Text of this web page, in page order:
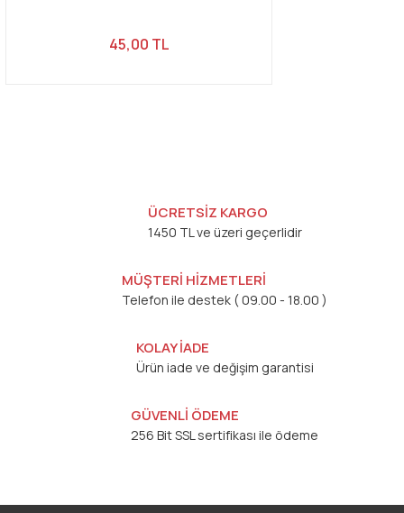
45,00 TL
ÜCRETSİZ KARGO
1450 TL ve üzeri geçerlidir
MÜŞTERİ HİZMETLERİ
Telefon ile destek ( 09.00 - 18.00 )
KOLAY İADE
Ürün iade ve değişim garantisi
GÜVENLİ ÖDEME
256 Bit SSL sertifikası ile ödeme